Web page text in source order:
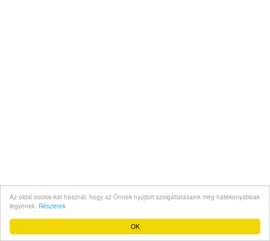
OK
Az oldal cookie-kat használ, hogy az Önnek nyújtott szolgáltatásaink még hatékonyabbak
legyenek. Részletek